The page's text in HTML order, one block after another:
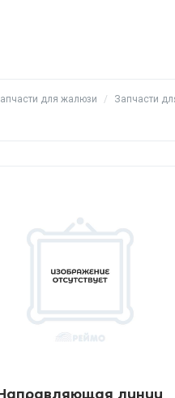
для жалюзи / Запчасти
линии